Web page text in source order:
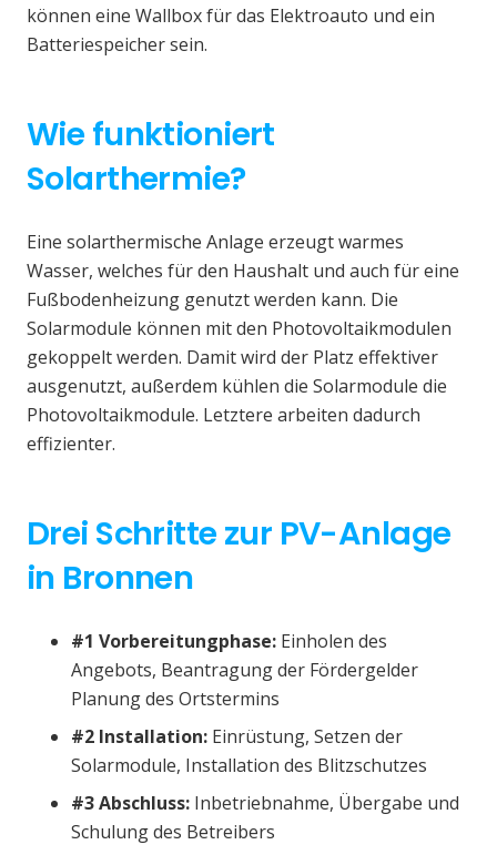
können eine Wallbox für das Elektroauto und ein
Batteriespeicher sein.
Wie funktioniert
Solarthermie?
Eine solarthermische Anlage erzeugt warmes
Wasser, welches für den Haushalt und auch für eine
Fußbodenheizung genutzt werden kann. Die
Solarmodule können mit den Photovoltaikmodulen
gekoppelt werden. Damit wird der Platz effektiver
ausgenutzt, außerdem kühlen die Solarmodule die
Photovoltaikmodule. Letztere arbeiten dadurch
effizienter.
Drei Schritte zur PV-Anlage
in Bronnen
#1 Vorbereitungphase: Einholen des
Angebots, Beantragung der Fördergelder
Planung des Ortstermins
#2 Installation: Einrüstung, Setzen der
Solarmodule, Installation des Blitzschutzes
#3 Abschluss: Inbetriebnahme, Übergabe und
Schulung des Betreibers